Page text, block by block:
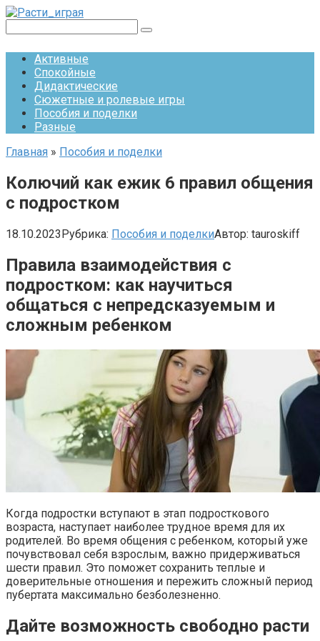
Перейти
контенту
Активные
Спокойные
Дидактические
Сюжетные и ролевые игры
Пособия и поделки
Разные
Главная » Пособия и поделки
Колючий как ежик 6 правил общения
с подростком
18.10.2023Рубрика: Пособия и поделкиАвтор: tauroskiff
Правила взаимодействия с
подростком: как научиться
общаться с непредсказуемым и
сложным ребенком
Когда подростки вступают в этап подросткового
возраста, наступает наиболее трудное время для их
родителей. Во время общения с ребенком, который уже
почувствовал себя взрослым, важно придерживаться
шести правил. Это поможет сохранить теплые и
доверительные отношения и пережить сложный период
пубертата максимально безболезненно.
Дайте возможность свободно расти